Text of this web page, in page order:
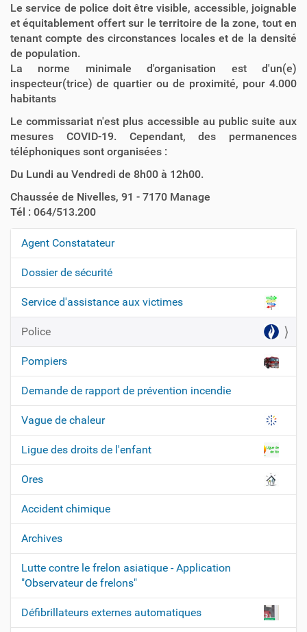
Le service de police doit être visible, accessible, joignable
et équitablement offert sur le territoire de la zone, tout en
tenant compte des circonstances locales et de la densité
de population.
La norme minimale d'organisation est d'un(e)
inspecteur(trice) de quartier ou de proximité, pour 4.000
habitants
Le commissariat n'est plus accessible au public suite aux
mesures COVID-19. Cependant, des permanences
téléphoniques sont organisées :
Du Lundi au Vendredi de 8h00 à 12h00.
Chaussée de Nivelles, 91 - 7170 Manage
Tél : 064/513.200
N
a
v
i
g
a
t
i
n
Agent Constatateur
Dossier de sécurité
Service d'assistance aux victimes
Police
Pompiers
Demande de rapport de prévention incendie
Vague de chaleur
Ligue des droits de l'enfant
Ores
Accident chimique
Archives
Lutte contre le frelon asiatique - Application
"Observateur de frelons"
Défibrillateurs externes automatiques